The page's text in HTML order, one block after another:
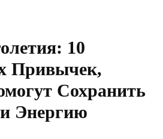
10
Привычек,
Сохранить
Энергию